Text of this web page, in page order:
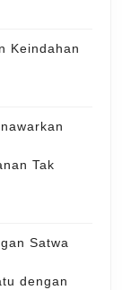
Keindahan
Tak
Satwa
dengan